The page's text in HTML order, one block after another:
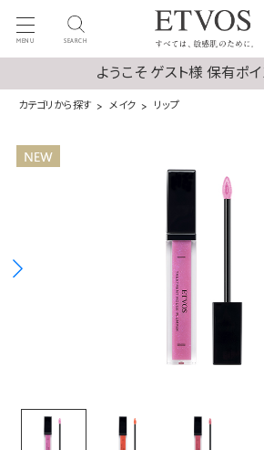
MENU SEARCH
ようこそ ゲスト様 保有ポ
カテゴリから探す メイク リップ